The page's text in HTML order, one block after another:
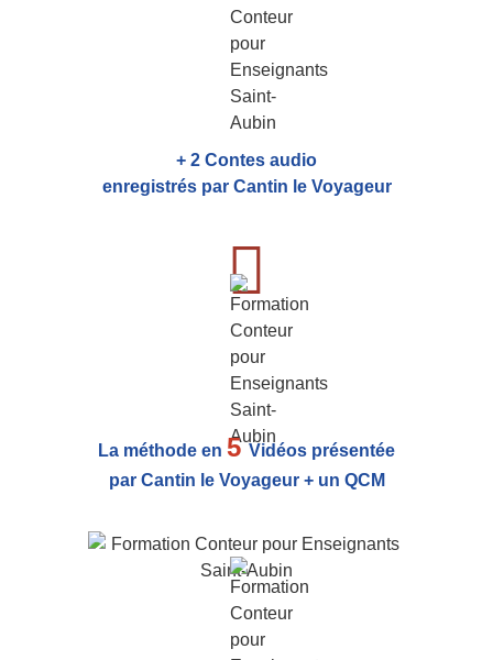
+ 2 Contes audio
enregistrés par Cantin le Voyageur
La méthode en 5Vidéos présentée
par Cantin le Voyageur + un QCM